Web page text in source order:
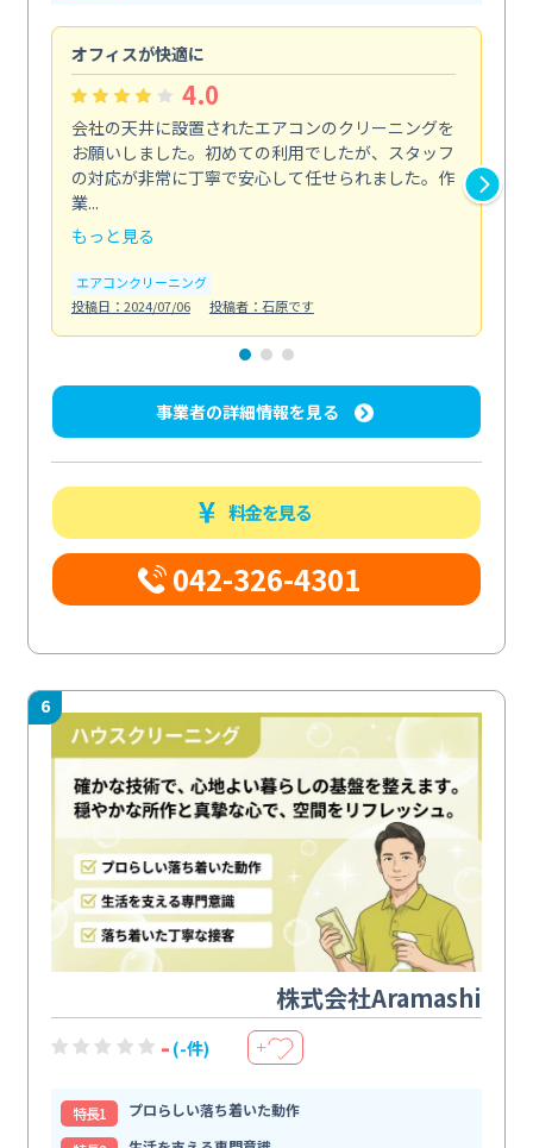
オフィスが快適に
4.0
会社の天井に設置されたエアコンのクリーニングを
お願いしました。初めての利用でしたが、スタッフ
の対応が非常に丁寧で安心して任せられました。作
業...
もっと見る
エアコンクリーニング
投稿日：2024/07/06
投稿者：石原です
事業者の詳細情報を見る
料金を見る
042-326-4301
6
株式会社Aramashi
- (-件) ＋
特⻑1
プロらしい落ち着いた動作